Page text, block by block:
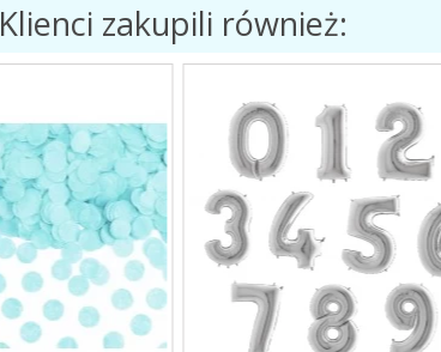
Klienci zakupili również: